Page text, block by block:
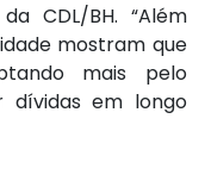
CDL/BH. “Além
mostram que
mais pelo
dívidas em longo